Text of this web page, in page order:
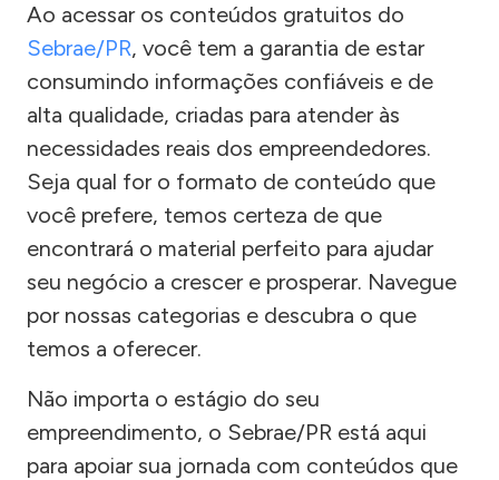
Ao acessar os conteúdos gratuitos do
Sebrae/PR, você tem a garantia de estar
consumindo informações confiáveis e de
alta qualidade, criadas para atender às
necessidades reais dos empreendedores.
Seja qual for o formato de conteúdo que
você prefere, temos certeza de que
encontrará o material perfeito para ajudar
seu negócio a crescer e prosperar. Navegue
por nossas categorias e descubra o que
temos a oferecer.
Não importa o estágio do seu
empreendimento, o Sebrae/PR está aqui
para apoiar sua jornada com conteúdos que